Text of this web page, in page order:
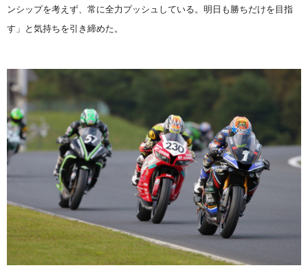
ンシップを考えず、常に全力プッシュしている。明日も勝ちだけを目指
す」と気持ちを引き締めた。